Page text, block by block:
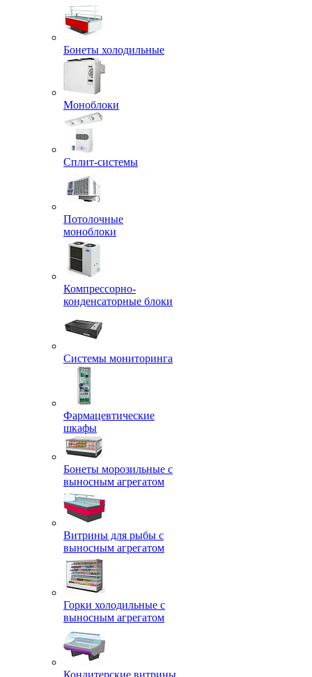
Бонеты холодильные
Моноблоки
Сплит-системы
Потолочные
моноблоки
Компрессорно-
конденсаторные блоки
Системы мониторинга
Фармацевтические
шкафы
Бонеты морозильные с
выносным агрегатом
Витрины для рыбы с
выносным агрегатом
Горки холодильные с
выносным агрегатом
Кондитерские витрины